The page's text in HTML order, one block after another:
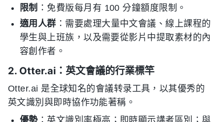
限制 ：免費版每月有 100 分鐘額度限制。
適用人群 ：需要處理大量中文會議、線上課程的
學生與上班族，以及需要從影片中提取素材的內
容創作者。
2. Otter.ai：英文會議的行業標竿
Otter.ai 是全球知名的會議转录工具，以其優秀的
英文識別與即時協作功能著稱。
優勢：英文識別率極高；即時顯示講者區別；與